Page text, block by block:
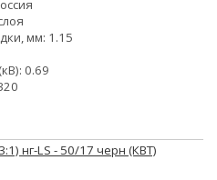
мм: 1.15
0.69
нг-LS - 50/17 черн (КВТ)